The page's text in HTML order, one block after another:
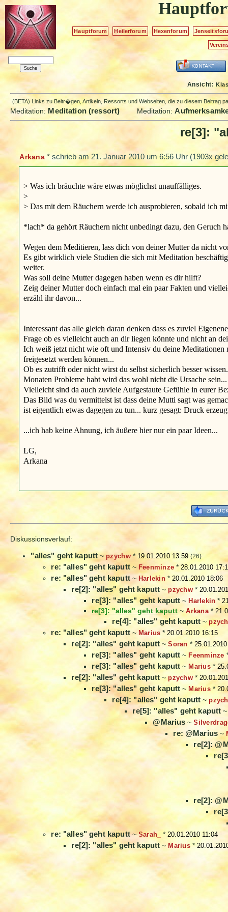
Hauptforum Heilerforum Hexenforum
Ansicht:
(BETA) Links zu Beitr�gen, Artikeln, Ressorts und Webseiten, die zu diesem Beitrag
Meditation: Meditation (ressort) Meditation:
re[3]:
Arkana *schrieb am 21. Januar 2010 um 6:56 Uhr(1903x
> Was ich bräuchte wäre etwas möglichst unauffälliges.
>
> Das mit dem Räuchern werde ich ausprobieren, sobald ich
*lach* da gehört Räuchern nicht unbedingt dazu, den Geruch
Wegen dem Meditieren, lass dich von deiner Mutter da nicht
Es gibt wirklich viele Studien die sich mit Meditation
weiter.
Was soll deine Mutter dagegen haben wenn es dir hilft?
Zeig deiner Mutter doch einfach mal ein paar Fakten und
erzähl ihr davon...
Interessant das alle gleich daran denken dass es zuviel
Frage ob es vielleicht auch an dir liegen könnte und nicht an
Ich weiß jetzt nicht wie oft und Intensiv du deine
freigesetzt werden können...
Ob es zutrifft oder nicht wirst du selbst sicherlich besser
Monaten Probleme habt wird das wohl nicht die Ursache sein...
Vielleicht sind da auch zuviele Aufgestaute Gefühle in eurer
Das Bild was du vermittelst ist dass deine Mutti sagt was
ist eigentlich etwas dagegen zu tun... kurz gesagt: Druck
...ich hab keine Ahnung, ich äußere hier nur ein paar Ideen...
LG,
Arkana
Diskussionsverlauf:
"alles" geht kaputt ~pzychw* 19.01.2010 13:59 (26)
re: "alles" geht kaputt~ Feenminze *28.01.2010
re: "alles" geht kaputt~ Harlekin* 20.01.2010 18:06
re[2]: "alles" geht kaputt ~pzychw*
re[3]: "alles" geht kaputt ~ Harlekin *
re[3]: "alles" geht kaputt ~Arkana*
re[4]: "alles" geht kaputt ~
re: "alles" geht kaputt~ Marius *20.01.2010 16:15
re[2]: "alles" geht kaputt ~Soran *
re[3]: "alles" geht kaputt ~ Feenminze
re[3]: "alles" geht kaputt ~ Marius*
re[2]: "alles" geht kaputt ~pzychw*
re[3]: "alles" geht kaputt ~ Marius*
re[4]: "alles" geht kaputt ~
re[5]: "alles" geht kaputt
@Marius ~
re: @Marius ~
re[2]:
re[2]:
re: "alles" geht kaputt~Sarah_ * 20.01.2010 11:04
re[2]: "alles" geht kaputt ~ Marius*